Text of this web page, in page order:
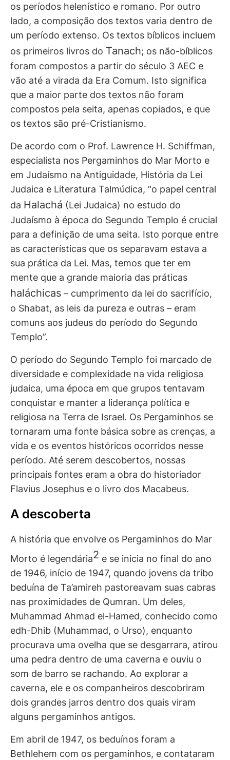
os períodos helenístico e romano. Por outro
lado, a composição dos textos varia dentro de
um período extenso. Os textos bíblicos incluem
os primeiros livros do Tanach; os não-bíblicos
foram compostos a partir do século 3 AEC e
vão até a virada da Era Comum. Isto significa
que a maior parte dos textos não foram
compostos pela seita, apenas copiados, e que
os textos são pré-Cristianismo.
De acordo com o Prof. Lawrence H. Schiffman,
especialista nos Pergaminhos do Mar Morto e
em Judaísmo na Antiguidade, História da Lei
Judaica e Literatura Talmúdica, “o papel central
da Halachá (Lei Judaica) no estudo do
Judaísmo à época do Segundo Templo é crucial
para a definição de uma seita. Isto porque entre
as características que os separavam estava a
sua prática da Lei. Mas, temos que ter em
mente que a grande maioria das práticas
haláchicas – cumprimento da lei do sacrifício,
o Shabat, as leis da pureza e outras – eram
comuns aos judeus do período do Segundo
Templo”.
O período do Segundo Templo foi marcado de
diversidade e complexidade na vida religiosa
judaica, uma época em que grupos tentavam
conquistar e manter a liderança política e
religiosa na Terra de Israel. Os Pergaminhos se
tornaram uma fonte básica sobre as crenças, a
vida e os eventos históricos ocorridos nesse
período. Até serem descobertos, nossas
principais fontes eram a obra do historiador
Flavius Josephus e o livro dos Macabeus.
A descoberta
A história que envolve os Pergaminhos do Mar
Morto é legendária2 e se inicia no final do ano
de 1946, início de 1947, quando jovens da tribo
beduína de Ta’amireh pastoreavam suas cabras
nas proximidades de Qumran. Um deles,
Muhammad Ahmad el-Hamed, conhecido como
edh-Dhib (Muhammad, o Urso), enquanto
procurava uma ovelha que se desgarrara, atirou
uma pedra dentro de uma caverna e ouviu o
som de barro se rachando. Ao explorar a
caverna, ele e os companheiros descobriram
dois grandes jarros dentro dos quais viram
alguns pergaminhos antigos.
Em abril de 1947, os beduínos foram a
Bethlehem com os pergaminhos, e contataram